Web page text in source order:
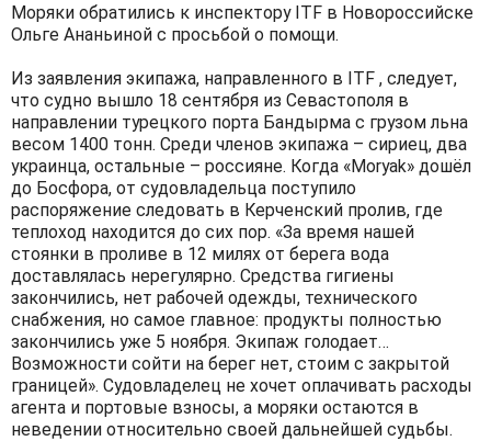
Моряки обратились к инспектору ITF в Новороссийске
Ольге Ананьиной с просьбой о помощи.
Из заявления экипажа, направленного в ITF , следует,
что судно вышло 18 сентября из Севастополя в
направлении турецкого порта Бандырма с грузом льна
весом 1400 тонн. Среди членов экипажа – сириец, два
украинца, остальные – россияне. Когда «Moryak» дошёл
до Босфора, от судовладельца поступило
распоряжение следовать в Керченский пролив, где
теплоход находится до сих пор. «За время нашей
стоянки в проливе в 12 милях от берега вода
доставлялась нерегулярно. Средства гигиены
закончились, нет рабочей одежды, технического
снабжения, но самое главное: продукты полностью
закончились уже 5 ноября. Экипаж голодает…
Возможности сойти на берег нет, стоим с закрытой
границей». Судовладелец не хочет оплачивать расходы
агента и портовые взносы, а моряки остаются в
неведении относительно своей дальнейшей судьбы.